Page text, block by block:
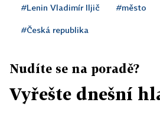
#Lenin Vladimír Iljič #město
#Česká republika
Nudíte se na poradě?
Vyřešte dnešní